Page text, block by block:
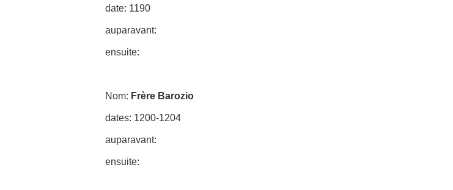
date: 1190
auparavant:
ensuite:
Nom: Frère Barozio
dates: 1200-1204
auparavant:
ensuite: